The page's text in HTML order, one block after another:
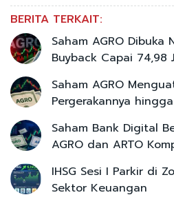
BERITA TERKAIT:
Saham AGRO Dibuka
Buyback Capai 74,98
Saham AGRO
Pergerakannya
Saham Bank Digital
AGRO dan ARTO
IHSG Sesi I Parkir di
Sektor Keuangan